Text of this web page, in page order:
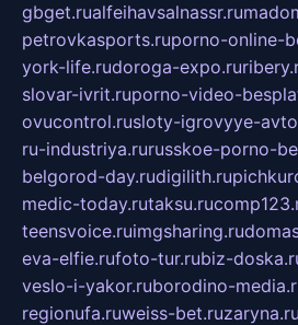
gbget.rualfeihavsalnassr.ru
petrovkasports.ruporno-online-
york-life.rudoroga-expo.ru
slovar-ivrit.ruporno-video-
ovucontrol.rusloty-igrovyye-
ru-industriya.rurusskoe-porno-
belgorod-day.rudigilith.ru
medic-today.rutaksu.ru
teensvoice.ruimgsharing.ru
eva-elfie.rufoto-tur.rubiz-
veslo-i-yakor.ruborodino-
regionufa.ruweiss-bet.ruzaryna.ru